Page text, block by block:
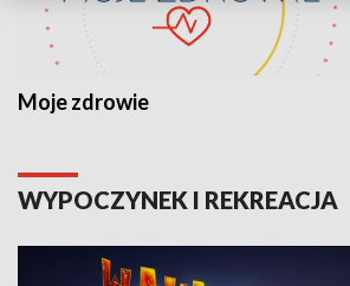
Moje zdrowie
WYPOCZYNEK I REKREACJA